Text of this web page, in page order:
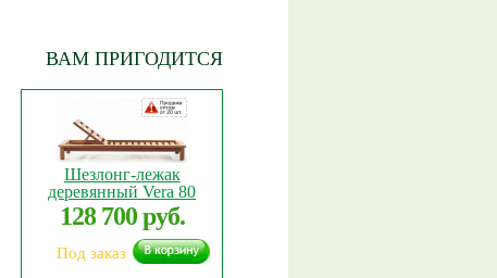
ВАМ ПРИГОДИТСЯ
Шезлонг-лежак
деревянный Vera 80
128 700 руб.
Под заказ